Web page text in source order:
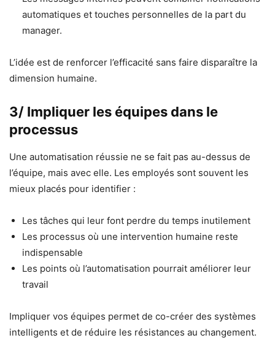
automatiques et touches personnelles de la part du
manager.
L’idée est de renforcer l’efficacité sans faire disparaître la
dimension humaine.
3/ Impliquer les équipes dans le
processus
Une automatisation réussie ne se fait pas au-dessus de
l’équipe, mais avec elle. Les employés sont souvent les
mieux placés pour identifier :
Les tâches qui leur font perdre du temps inutilement
Les processus où une intervention humaine reste
indispensable
Les points où l’automatisation pourrait améliorer leur
travail
Impliquer vos équipes permet de co-créer des systèmes
intelligents et de réduire les résistances au changement.